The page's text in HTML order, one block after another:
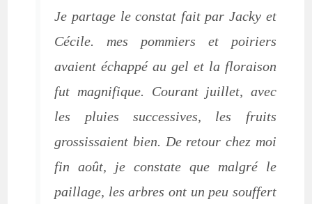
Je partage le constat fait par Jacky et
Cécile. mes pommiers et poiriers
avaient échappé au gel et la floraison
fut magnifique. Courant juillet, avec
les pluies successives, les fruits
grossissaient bien. De retour chez moi
fin août, je constate que malgré le
paillage, les arbres ont un peu souffert